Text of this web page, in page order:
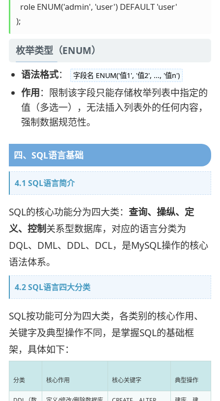
  role ENUM('admin', 'user') DEFAULT 'user'
);
枚举类型（ENUM）
语法格式： 字段名 ENUM('值1', '值2', ..., '值n')
作用：限制该字段只能存储枚举列表中指定的
值（多选一），无法插入列表外的任何内容，
强制数据规范性。
四、SQL语言基础
4.1 SQL语言简介
SQL的核心功能分为四大类： 查询、操纵、定
义、控制关系型数据库，对应的语言分类为
DQL、DML、DDL、DCL，是MySQL操作的核心
语法体系。
4.2 SQL语言四大分类
SQL按功能可分为四大类，各类别的核心作用、
关键字及典型操作不同，是掌握SQL的基础框
架，具体如下：
分类 核心作用 核心关键字 典型操作